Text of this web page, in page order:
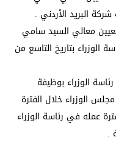
البريد الأردني .
معالي السيد سامي
الوزراء بتاريخ التاسع من
الوزراء بوظيفة
الوزراء خلال الفترة
فترة عمله في رئاسة الوزراء
.